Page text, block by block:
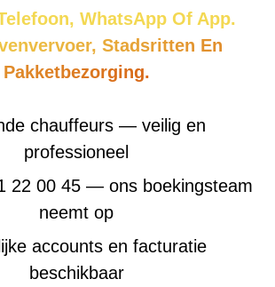
WhatsApp Of App.
Stadsritten En
Pakketbezorging.
chauffeurs — veilig en
professioneel
22 00 45 — ons boekingsteam
neemt op
accounts en facturatie
beschikbaar